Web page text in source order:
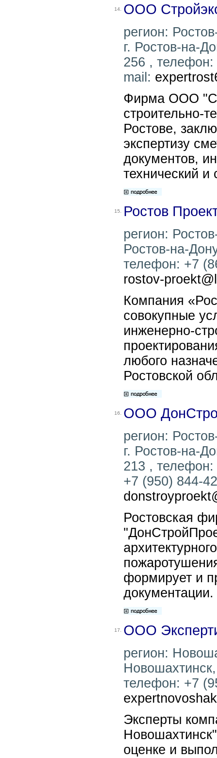
14. ООО
регион:
г. Ростов-на-
256 ,
mail:
Фирма ООО
строительно-
Ростове,
экспертизу
документов,
технический и
15. Ростов
регион:
Ростов-на-
телефон: +7
rostov-
Компания
совокупные
инженерно-
любого
Ростовской
16. ООО
регион:
г. Ростов-на-
213 ,
+7 (950) 844-
Ростовская
формирует и
документации.
17. ООО
регион:
телефон: +7
Эксперты
оценке и